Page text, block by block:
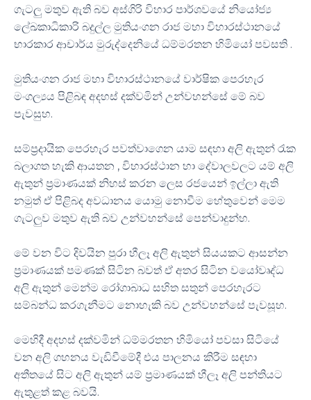
ගැටලු මතුව ඇති බව අස්ගිරි විහාර පාර්ශවයේ නියෝජ්‍ය
ලේඛකාධිකාරි බදුල්ල මුතියංගන රාජ මහා විහාරස්ථානයේ
භාරකාර ආචාර්ය මුරුද්දෙනියේ ධම්මරතන හිමියෝ පවසති .
මුතියංගන රාජ මහා විහාරස්ථානයේ වාර්ෂික පෙරහැර
මංගල්‍යය පිළිබඳ අදහස් දක්වමින් උන්වහන්සේ මේ බව
පැවසුහ.
සම්ප්‍රදායික පෙරහැර පවත්වාගෙන යාම සඳහා අලි ඇතුන් රැක
බලාගත හැකි ආයතන , විහාරස්ථාන හා දේවාලවලට යම් අලි
ඇතුන් ප්‍රමාණයක් නිහස් කරන ලෙස රජයෙන් ඉල්ලා ඇති
නමුත් ඒ පිළිබ ද අවධානය යොමු නොවීම හේතුවෙන් මෙම
ගැටලුව මතුව ඇති බව උන්වහන්සේ පෙන්වාදුන්හ.
මේ වන විට දිවයින පුරා හීලෑ අලි ඇතුන් සියයකට ආසන්න
ප්‍රමාණයක් පමණක් සිටින බවත් ඒ අතර සිටින වයෝවෘද්ධ
අලි ඇතුන් මෙන්ම රෝගාබාධ සහිත සතුන් පෙරහැරට
සම්බන්ධ කරගැනීමට නොහැකි බව උන්වහන්සේ පැවසූහ.
මෙහිදී අදහස් දක්වමින් ධම්මරතන හිමියෝ පවසා සිටියේ
වන අලි ගහනය වැඩිවීමේදී එය පාලනය කිරීම සඳහා
අතීතයේ සිට අලි ඇතුන් යම් ප්‍රමාණයක් හීලෑ අලි පන්තියට
ඇතුළත් කළ බවයි.